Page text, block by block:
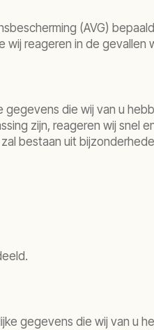
(AVG)
reageren in de gevallen
die wij van u
zijn, reageren wij snel
bestaan uit
gegevens die wij van u